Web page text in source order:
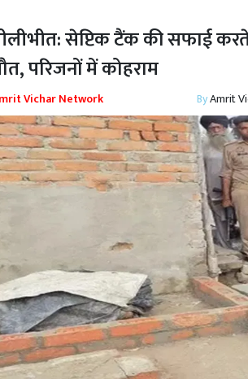
सेप्टिक टैंक की सफाई
परिजनों में कोहराम
Vichar Network ByAmrit